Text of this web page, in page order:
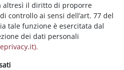
altresì il diritto di proporre
controllo ai sensi dell’art. 77 del
tale funzione è esercitata dal
dei dati personali